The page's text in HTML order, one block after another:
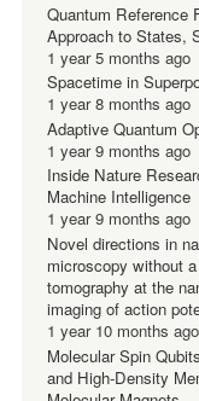
Quantum Reference
Approach to States,
1 year 5 months ago
Spacetime in
1 year 8 months ago
Adaptive Quantum
1 year 9 months ago
Inside Nature
Machine Intelligence
1 year 9 months ago
Novel directions in
microscopy without
tomography at the
imaging of action
1 year 10 months ago
Molecular Spin
and High-Density